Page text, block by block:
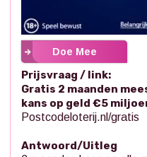
Doe Mee
Prijsvraag / link:
Gratis 2 maanden
kans op geld €5
Postcodeloterij.nl/gratis
Antwoord/Uitleg